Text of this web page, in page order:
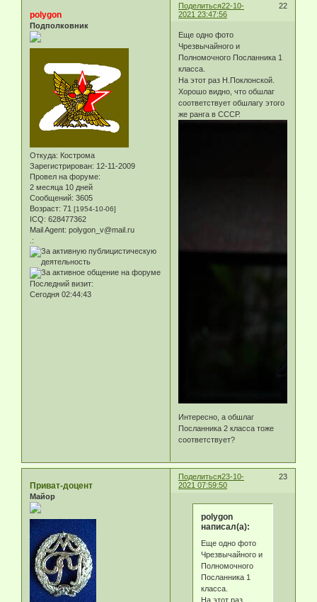
Поделиться 22
22-10-
2021 23:47:56
polygon
Подполковник
Откуда: Кострома
Зарегистрирован: 12-11-2009
Провел на форуме:
2 месяца 10 дней
Сообщений: 3605
Возраст: 71 [1954-10-06]
ICQ: 628477362
Mail Agent: polygon_v@mail.ru
.:
Последний визит:
Сегодня 02:44:43
Еще одно фото
Чрезвычайного и
Полномочного Посланника 1
класса.
На этот раз Н.Поклонской.
Хорошо видно, что обшлаг
соответствует обшлагу этого
же ранга в СССР.
Интересно, а обшлаг
Посланника 2 класса тоже
соответствует?
Поделиться 23
23-10-
2021 07:59:50
Приват-доцент
Майор
polygon
написал(а):
Еще одно фото
Чрезвычайного и
Полномочного
Посланника 1
класса.
На этот раз